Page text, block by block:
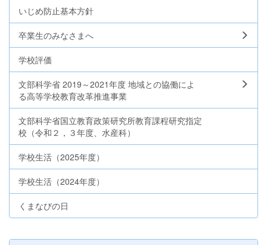
いじめ防止基本方針
卒業生のみなさまへ
学校評価
文部科学省 2019～2021年度 地域との協働によ
る高等学校教育改革推進事業
文部科学省国立教育政策研究所教育課程研究指定
校（令和２，３年度、水産科）
学校生活（2025年度）
学校生活（2024年度）
くまなびの日